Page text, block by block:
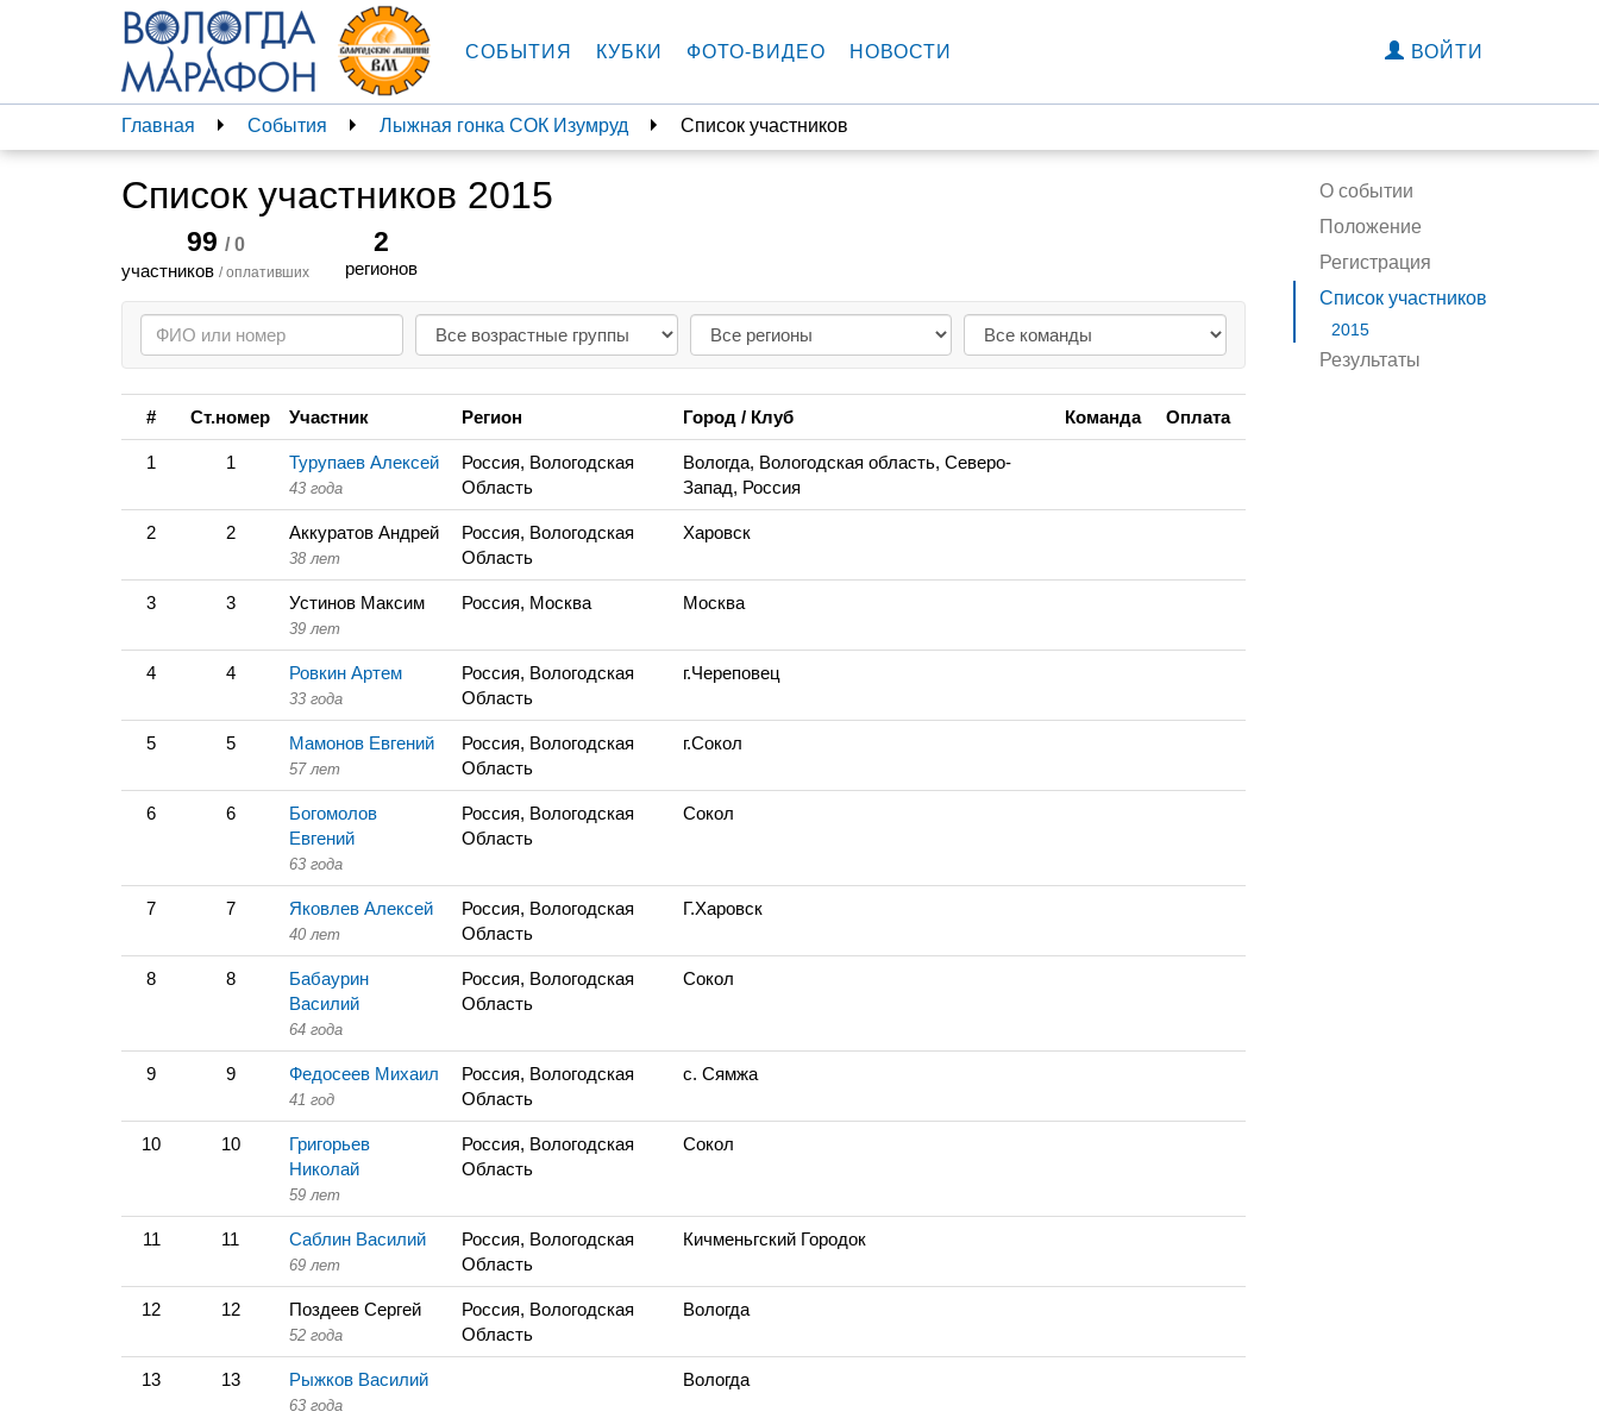
СОБЫТИЯ КУБКИ ФОТО-ВИДЕО НОВОСТИ ВОЙТИ
Главная События Лыжная гонка СОК Изумруд Список участников
О событии
Положение
Регистрация
Список участников
2015
Результаты
Список участников 2015
99 / 0
участников / оплативших
2
регионов
# Ст.номер Участник Регион Город / Клуб Команда Оплата
1 1 Турупаев Алексей
43 года
Россия, Вологодская
Область
Вологда, Вологодская область, Северо-
Запад, Россия
2 2 Аккуратов Андрей
38 лет
Россия, Вологодская
Область
Харовск
3 3 Устинов Максим
39 лет
Россия, Москва Москва
4 4 Ровкин Артем
33 года
Россия, Вологодская
Область
г.Череповец
5 5 Мамонов Евгений
57 лет
Россия, Вологодская
Область
г.Сокол
6 6
Богомолов
Евгений
63 года
Россия, Вологодская
Область
Сокол
7 7 Яковлев Алексей
40 лет
Россия, Вологодская
Область
Г.Харовск
8 8
Бабаурин
Василий
64 года
Россия, Вологодская
Область
Сокол
9 9 Федосеев Михаил
41 год
Россия, Вологодская
Область
с. Сямжа
10 10
Григорьев
Николай
59 лет
Россия, Вологодская
Область
Сокол
11 11 Саблин Василий
69 лет
Россия, Вологодская
Область
Кичменьгский Городок
12 12 Поздеев Сергей
52 года
Россия, Вологодская
Область
Вологда
13 13 Рыжков Василий
63 года
Вологда